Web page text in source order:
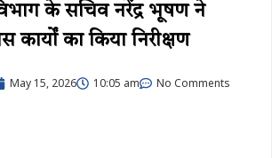
के सचिव नरेंद्र भूषण ने
कार्यों का किया निरीक्षण
May 15, 2026 10:05 am No Comments